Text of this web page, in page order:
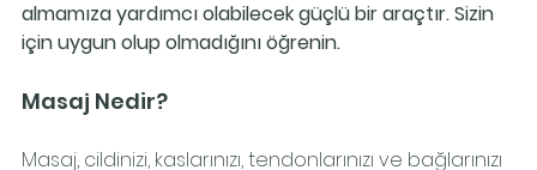
almamıza yardımcı olabilecek güçlü bir araçtır. Sizin
için uygun olup olmadığını öğrenin.
Masaj Nedir?
Masaj, cildinizi, kaslarınızı, tendonlarınızı ve bağlarınızı